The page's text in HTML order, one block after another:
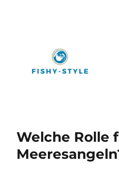
Welche Rolle